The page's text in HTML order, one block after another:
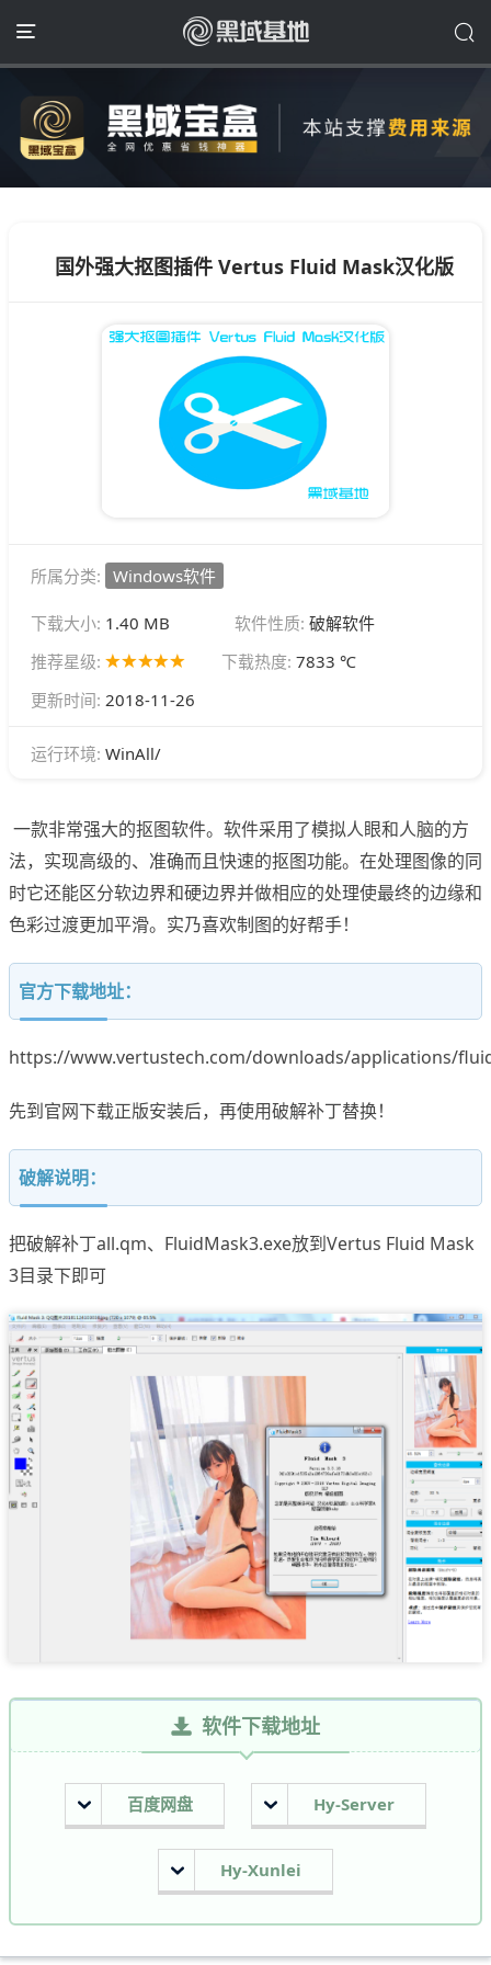
国外强大抠图插件 Vertus Fluid Mask汉化版
所属分类: Windows软件
下载大小: 1.40 MB 软件性质: 破解软件
推荐星级:
下载热度: 7833 ℃
更新时间: 2018-11-26
运行环境: WinAll/
一款非常强大的抠图软件。软件采用了模拟人眼和人脑的方
法，实现高级的、准确而且快速的抠图功能。在处理图像的同
时它还能区分软边界和硬边界并做相应的处理使最终的边缘和
色彩过渡更加平滑。实乃喜欢制图的好帮手！
官方下载地址：
https://www.vertustech.com/downloads/applications/
先到官网下载正版安装后，再使用破解补丁替换！
破解说明：
把破解补丁all.qm、FluidMask3.exe放到Vertus Fluid Mask
3目录下即可
软件下载地址
百度网盘 Hy-Server
Hy-Xunlei